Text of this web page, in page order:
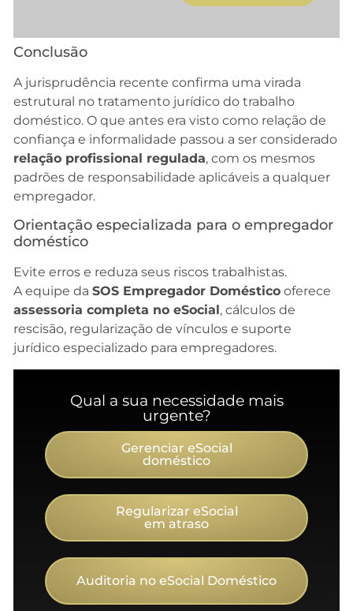
Conclusão
A jurisprudência recente confirma uma virada
estrutural no tratamento jurídico do trabalho
doméstico. O que antes era visto como relação de
confiança e informalidade passou a ser considerado
relação profissional regulada, com os mesmos
padrões de responsabilidade aplicáveis a qualquer
empregador.
Orientação especializada para o empregador
doméstico
Evite erros e reduza seus riscos trabalhistas.
A equipe da SOS Empregador Doméstico oferece
assessoria completa no eSocial , cálculos de
rescisão, regularização de vínculos e suporte
jurídico especializado para empregadores.
Qual a sua necessidade mais
urgente?
Gerenciar eSocial
doméstico
Regularizar eSocial
em atraso
Auditoria no eSocial Doméstico